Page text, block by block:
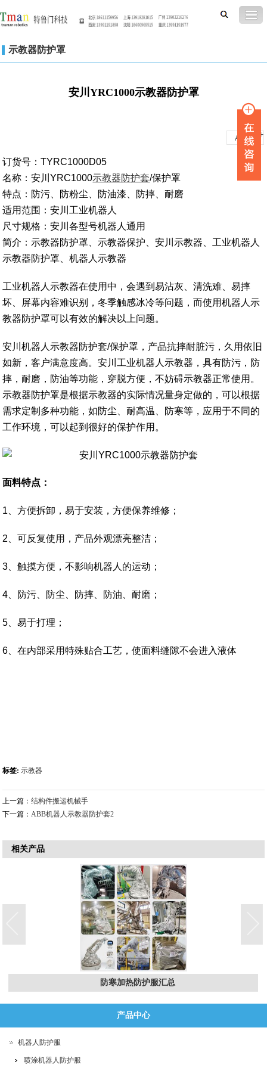
示教器防护罩
安川YRC1000示教器防护罩
A A +
订货号：TYRC1000D05
名称：安川YRC1000示教器防护套/保护罩
特点：防污、防粉尘、防油漆、防摔、耐磨
适用范围：安川工业机器人
尺寸规格：安川各型号机器人通用
简介：示教器防护罩、示教器保护、安川示教器、工业机器人
示教器防护罩、机器人示教器
工业机器人示教器在使用中，会遇到易沾灰、清洗难、易摔
坏、屏幕内容难识别，冬季触感冰冷等问题，而使用机器人示
教器防护罩可以有效的解决以上问题。
安川机器人示教器防护套/保护罩，产品抗摔耐脏污，久用依旧
如新，客户满意度高。安川工业机器人示教器，具有防污，防
摔，耐磨，防油等功能，穿脱方便，不妨碍示教器正常使用。
示教器防护罩是根据示教器的实际情况量身定做的，可以根据
需求定制多种功能，如防尘、耐高温、防寒等，应用于不同的
工作环境，可以起到很好的保护作用。
面料特点：
1、方便拆卸，易于安装，方便保养维修；
2、可反复使用，产品外观漂亮整洁；
3、触摸方便，不影响机器人的运动；
4、防污、防尘、防摔、防油、耐磨；
5、易于打理；
6、在内部采用特殊贴合工艺，使面料缝隙不会进入液体
标签: 示教器
上一篇：结构件搬运机械手
下一篇：ABB机器人示教器防护套2
相关产品
防寒加热防护服汇总
产品中心
机器人防护服
喷涂机器人防护服